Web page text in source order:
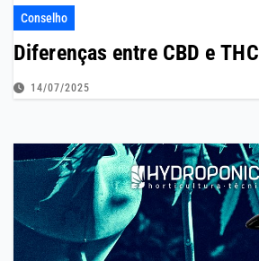
Conselho
Diferenças entre CBD e THC
14/07/2025